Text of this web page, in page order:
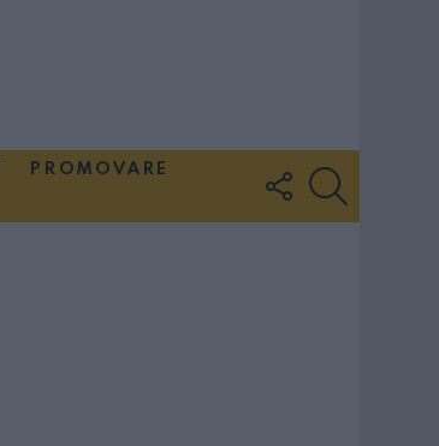
PROMOVARE
FOLLOW
US